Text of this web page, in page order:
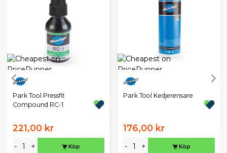
Park Tool Pressfit
Compound RC-1
221,00 kr
- + Köp
Park Tool Kedjerensare
176,00 kr
- + Köp